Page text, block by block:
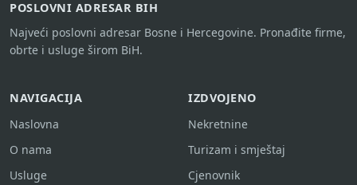
POSLOVNI ADRESAR BIH
Najveći poslovni adresar Bosne i Hercegovine. Pronađite firme,
obrte i usluge širom BiH.
NAVIGACIJA
Naslovna
O nama
Usluge
IZDVOJENO
Nekretnine
Turizam i smještaj
Cjenovnik